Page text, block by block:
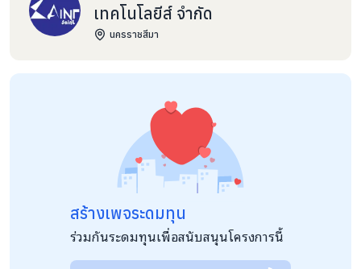
เทคโนโลยีส์ จำกัด
นครราชสีมา
สร้างเพจระดมทุน
ร่วมกันระดมทุนเพื่อสนับสนุนโครงการนี้